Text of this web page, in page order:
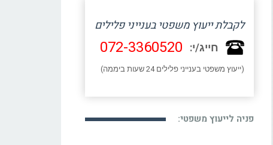
לקבלת ייעוץ משפטי בענייני פלילים
חייג/י: 072-3360520
(ייעוץ משפטי בענייני פלילים 24 שעות ביממה)
פניה לייעוץ משפטי: